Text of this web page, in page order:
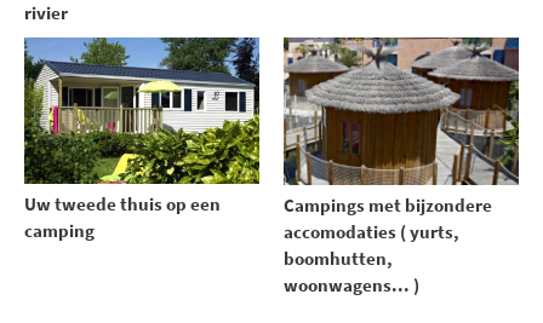
rivier
Uw tweede thuis op een
camping
Campings met bijzondere
accomodaties ( yurts,
boomhutten,
woonwagens... )